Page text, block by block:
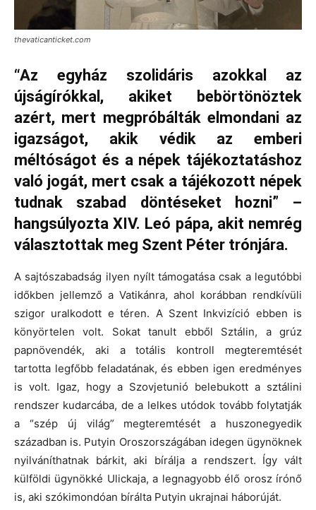
thevaticanticket.com
“Az egyház szolidáris azokkal az
újságírókkal, akiket bebörtönöztek
azért, mert megpróbálták elmondani az
igazságot, akik védik az emberi
méltóságot és a népek tájékoztatáshoz
való jogát, mert csak a tájékozott népek
tudnak szabad döntéseket hozni” –
hangsúlyozta XIV. Leó pápa, akit nemrég
választottak meg Szent Péter trónjára.
A sajtószabadság ilyen nyílt támogatása csak a legutóbbi
időkben jellemző a Vatikánra, ahol korábban rendkívüli
szigor uralkodott e téren. A Szent Inkvizíció ebben is
könyörtelen volt. Sokat tanult ebből Sztálin, a grúz
papnövendék, aki a totális kontroll megteremtését
tartotta legfőbb feladatának, és ebben igen eredményes
is volt. Igaz, hogy a Szovjetunió belebukott a sztálini
rendszer kudarcába, de a lelkes utódok tovább folytatják
a “szép új világ” megteremtését a huszonegyedik
században is. Putyin Oroszországában idegen ügynöknek
nyilváníthatnak bárkit, aki bírálja a rendszert. Így vált
külföldi ügynökké Ulickaja, a legnagyobb élő orosz írónő
is, aki szókimondóan bírálta Putyin ukrajnai háborúját.